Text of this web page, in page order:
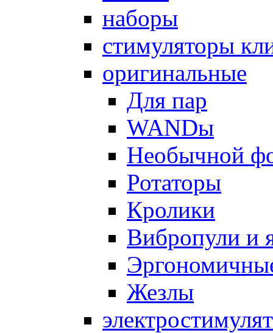
наборы
стимуляторы
оригинальные
Для пар
WANDы
Необычной
Ротаторы
Кролики
Вибропули и
Жезлы